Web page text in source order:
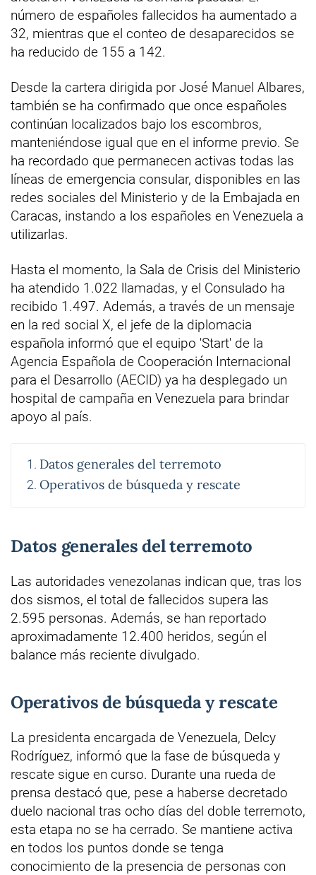
número de españoles fallecidos ha aumentado a
32, mientras que el conteo de desaparecidos se
ha reducido de 155 a 142.
Desde la cartera dirigida por José Manuel Albares,
también se ha confirmado que once españoles
continúan localizados bajo los escombros,
manteniéndose igual que en el informe previo. Se
ha recordado que permanecen activas todas las
líneas de emergencia consular, disponibles en las
redes sociales del Ministerio y de la Embajada en
Caracas, instando a los españoles en Venezuela a
utilizarlas.
Hasta el momento, la Sala de Crisis del Ministerio
ha atendido 1.022 llamadas, y el Consulado ha
recibido 1.497. Además, a través de un mensaje
en la red social X, el jefe de la diplomacia
española informó que el equipo 'Start' de la
Agencia Española de Cooperación Internacional
para el Desarrollo (AECID) ya ha desplegado un
hospital de campaña en Venezuela para brindar
apoyo al país.
Datos generales del terremoto
Operativos de búsqueda y rescate
Datos generales del terremoto
Las autoridades venezolanas indican que, tras los
dos sismos, el total de fallecidos supera las
2.595 personas. Además, se han reportado
aproximadamente 12.400 heridos, según el
balance más reciente divulgado.
Operativos de búsqueda y rescate
La presidenta encargada de Venezuela, Delcy
Rodríguez, informó que la fase de búsqueda y
rescate sigue en curso. Durante una rueda de
prensa destacó que, pese a haberse decretado
duelo nacional tras ocho días del doble terremoto,
esta etapa no se ha cerrado. Se mantiene activa
en todos los puntos donde se tenga
conocimiento de la presencia de personas con